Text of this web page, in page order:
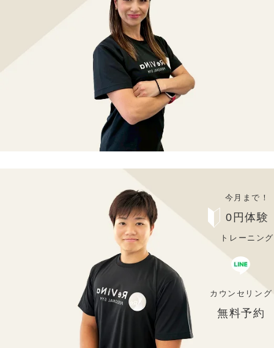
今月まで！
0円体験
トレーニング
カウンセリング
無料予約